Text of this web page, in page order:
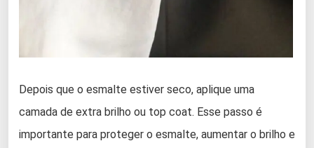
Depois que o esmalte estiver seco, aplique uma
camada de extra brilho ou top coat. Esse passo é
importante para proteger o esmalte, aumentar o brilho e